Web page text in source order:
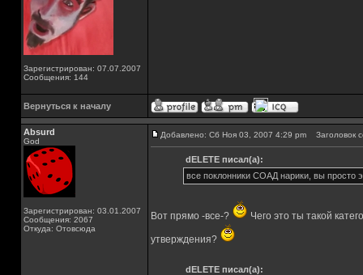
Зарегистрирован: 07.07.2007
Сообщения: 144
Вернуться к началу
Absurd
God
Зарегистрирован: 03.01.2007
Сообщения: 2067
Откуда: Отовсюда
Добавлено: Сб Ноя 03, 2007 4:29 pm Заголовок
dELETE писал(а):
все поклонники СОАД нарики, вы просто
Вот прямо -все-? Чего это ты такой
утверждения?
dELETE писал(а):